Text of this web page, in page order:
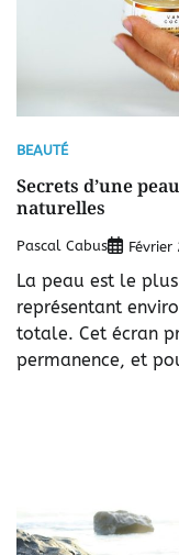
BEAUTÉ
Secrets d’une
naturelles
Pascal Cabus Février
La peau est le
représentant
totale. Cet écran
permanence, et